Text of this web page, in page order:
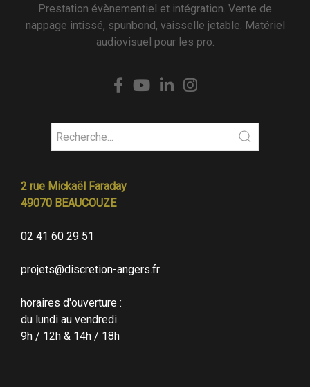
Prestation évènementiel et intégration. Vente de
nappage intissé, spunbond, vaisselle jetable. Matériel
audiovisuel pour les pro.
2 rue Mickaël Faraday
49070 BEAUCOUZE
02 41 60 29 51
projets@discretion-angers.fr
horaires d'ouverture :
du lundi au vendredi
9h / 12h & 14h / 18h